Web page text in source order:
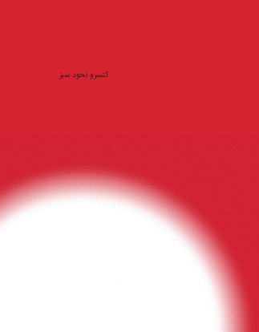
کنسرو نخود سبز